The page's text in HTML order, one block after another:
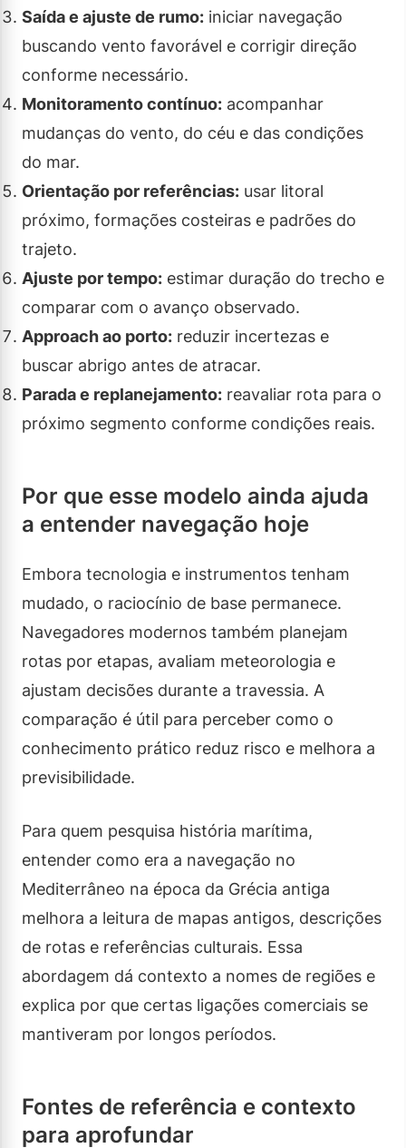
Saída e ajuste de rumo: iniciar navegação
buscando vento favorável e corrigir direção
conforme necessário.
Monitoramento contínuo: acompanhar
mudanças do vento, do céu e das condições
do mar.
Orientação por referências: usar litoral
próximo, formações costeiras e padrões do
trajeto.
Ajuste por tempo: estimar duração do trecho e
comparar com o avanço observado.
Approach ao porto: reduzir incertezas e
buscar abrigo antes de atracar.
Parada e replanejamento: reavaliar rota para o
próximo segmento conforme condições reais.
Por que esse modelo ainda ajuda
a entender navegação hoje
Embora tecnologia e instrumentos tenham
mudado, o raciocínio de base permanece.
Navegadores modernos também planejam
rotas por etapas, avaliam meteorologia e
ajustam decisões durante a travessia. A
comparação é útil para perceber como o
conhecimento prático reduz risco e melhora a
previsibilidade.
Para quem pesquisa história marítima,
entender como era a navegação no
Mediterrâneo na época da Grécia antiga
melhora a leitura de mapas antigos, descrições
de rotas e referências culturais. Essa
abordagem dá contexto a nomes de regiões e
explica por que certas ligações comerciais se
mantiveram por longos períodos.
Fontes de referência e contexto
para aprofundar